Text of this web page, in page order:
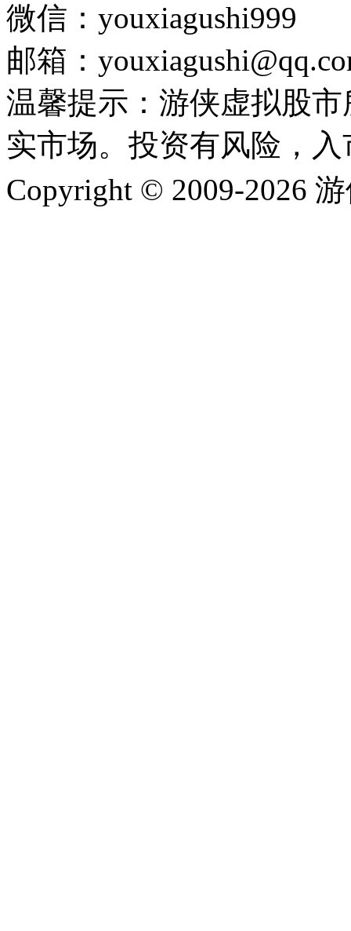
微信：youxiagushi999
邮箱：
温馨提示：游侠虚拟股
实市场。投资有风险，
Copyright © 2009-2026